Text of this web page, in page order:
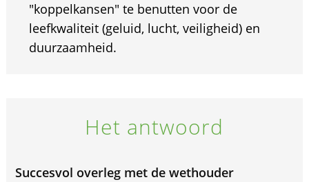
"koppelkansen" te benutten voor de
leefkwaliteit (geluid, lucht, veiligheid) en
duurzaamheid.
Het antwoord
Succesvol overleg met de wethouder